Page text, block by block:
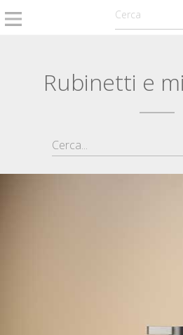
Rubinetti e